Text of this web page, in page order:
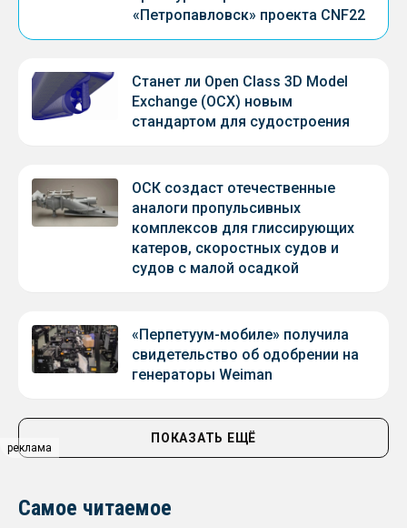
реклама
«Петропавловск» проекта CNF22
Станет ли Open Class 3D Model
Exchange (OCX) новым
стандартом для судостроения
ОСК создаст отечественные
аналоги пропульсивных
комплексов для глиссирующих
катеров, скоростных судов и
судов с малой осадкой
«Перпетуум-мобиле» получила
свидетельство об одобрении на
генераторы Weiman
ПОКАЗАТЬ ЕЩЁ
Самое читаемое